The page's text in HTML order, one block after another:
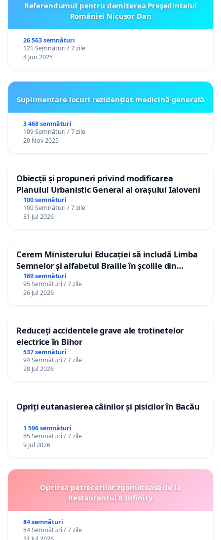
Referendumul pentru demiterea Preşedintelui
României Nicusor Dan
26 563 semnături
121 Semnături / 7 zile
4 Jun 2025
Suplimentare locuri rezidențiat medicină generală
3 468 semnături
109 Semnături / 7 zile
20 Nov 2025
Obiecții și propuneri privind modificarea
Planului Urbanistic General al orașului Ialoveni
100 semnături
100 Semnături / 7 zile
31 Jul 2026
Cerem Ministerului Educației să includă Limba
Semnelor și alfabetul Braille în școlile din
Republica Moldova!
169 semnături
95 Semnături / 7 zile
26 Jul 2026
Reduceți accidentele grave ale trotinetelor
electrice în Bihor
537 semnături
94 Semnături / 7 zile
28 Jul 2026
Opriți eutanasierea câinilor și pisicilor în Bacău
1 596 semnături
85 Semnături / 7 zile
9 Jul 2026
Oprirea petrecerilor zgomotoase de la
Restaurantul 8 Infinity
84 semnături
84 Semnături / 7 zile